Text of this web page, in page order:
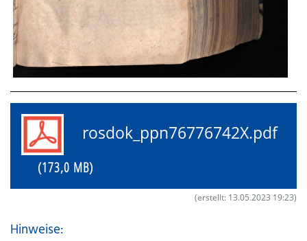
rosdok_ppn76776742X.pdf
(173,0 MB)
(erstellt: 13.05.2023 19:23)
Hinweise: